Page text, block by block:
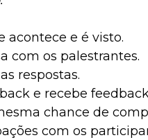
acontece e é visto.
com os palestrantes.
respostas.
e recebe
chance de
com os